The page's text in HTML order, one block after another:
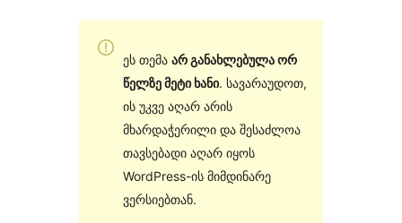
ეს თემა არ განახლებულა ორ
წელზე მეტი ხანი. სავარაუდოთ,
ის უკვე აღარ არის
მხარდაჭერილი და შესაძლოა
თავსებადი აღარ იყოს
WordPress-ის მიმდინარე
ვერსიებთან.